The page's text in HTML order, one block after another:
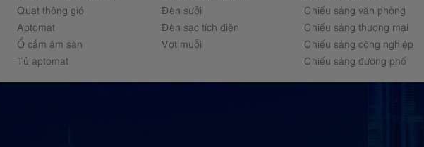
Quạt thông gió
Aptomat
Ổ cắm âm sàn
Tủ aptomat
Đèn sưởi
Đèn sạc tích điện
Vợt muỗi
Chiếu sáng văn phòng
Chiếu sáng thương mại
Chiếu sáng công nghiệp
Chiếu sáng đường phố